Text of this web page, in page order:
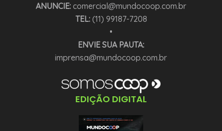
ANUNCIE: comercial@mundocoop.com.br
TEL:(11) 99187-7208
•
ENVIE SUA PAUTA:
imprensa@mundocoop.com.br
EDIÇÃO DIGITAL